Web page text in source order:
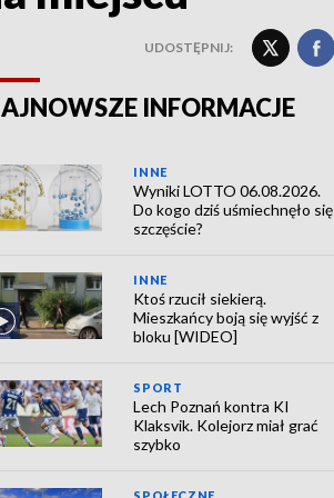
UDOSTĘPNIJ:
INFORMACJE
INNE
Wyniki LOTTO 06.08.2026.
Do kogo dziś uśmiechnęło się
szczęście?
INNE
Ktoś rzucił siekierą.
Mieszkańcy boją się wyjść z
bloku [WIDEO]
SPORT
Lech Poznań kontra KI
Klaksvik. Kolejorz miał grać
szybko